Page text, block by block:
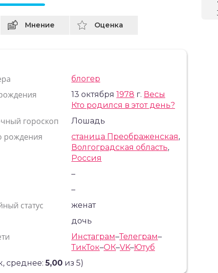
Мнение Оценка
блогер
13 октября1978 г. Весы
Кто родился в этот день?
гороскоп Лошадь
рождения станица Преображенская,
Волгоградская область,
Россия
–
–
статус женат
дочь
Инстаграм–Телеграм–
ТикТок–ОК–VK–Ютуб
среднее:5,00 из 5)